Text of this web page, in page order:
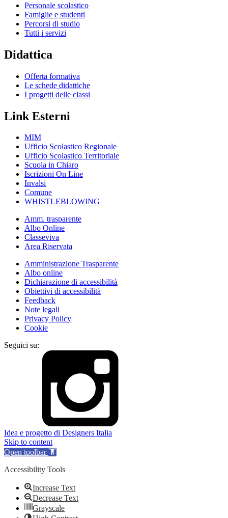
Personale scolastico
Famiglie e studenti
Percorsi di studio
Tutti i servizi
Didattica
Offerta formativa
Le schede didattiche
I progetti delle classi
Link Esterni
MIM
Ufficio Scolastico Regionale
Ufficio Scolastico Territoriale
Scuola in Chiaro
Iscrizioni On Line
Invalsi
Comune
WHISTLEBLOWING
Amm. trasparente
Albo Online
Classeviva
Area Riservata
Amministrazione Trasparente
Albo online
Dichiarazione di accessibilità
Obiettivi di accessibilità
Feedback
Note legali
Privacy Policy
Cookie
Seguici su:
Idea e progetto di Designers Italia
Skip to content
Open toolbar
Accessibility Tools
Increase Text
Decrease Text
Grayscale